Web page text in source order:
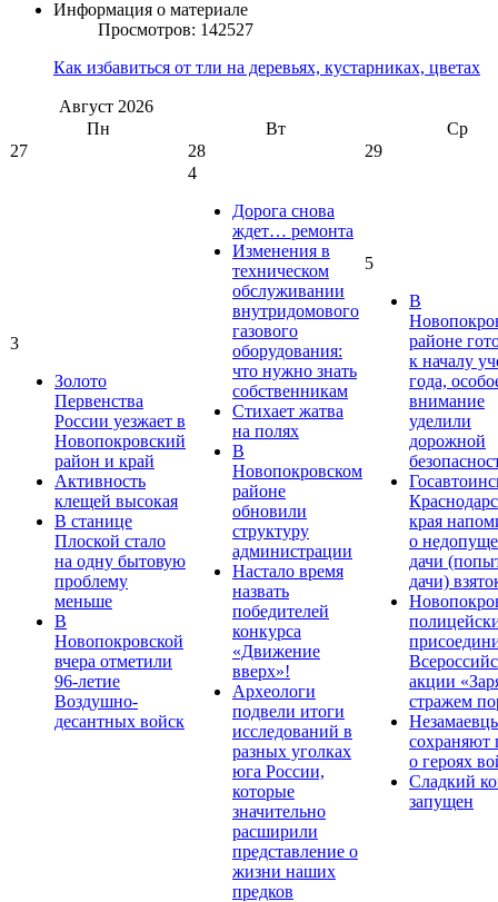
Информация о материале
Просмотров: 142527
Как избавиться от тли на деревьях, кустарниках, цветах
Август 2026
Пн
Вт
Ср
27
28 29
3
Золото
Первенства
России уезжает в
Новопокровский
район и край
Активность
клещей высокая
В станице
Плоской стало
на одну бытовую
проблему
меньше
В
Новопокровской
вчера отметили
96-летие
Воздушно-
десантных войск
4
Дорога снова
ждет… ремонта
Изменения в
техническом
обслуживании
внутридомового
газового
оборудования:
что нужно знать
собственникам
Стихает жатва
на полях
В
Новопокровском
районе
обновили
структуру
администрации
Настало время
назвать
победителей
конкурса
«Движение
вверх»!
Археологи
подвели итоги
исследований в
разных уголках
юга России,
которые
значительно
расширили
представление о
жизни наших
предков
5
В
районе
к началу
года,
внимание
уделили
дорожной
края
о
дачи
дачи)
акции
стражем
сохраняют
о героях
Сладкий
запущен